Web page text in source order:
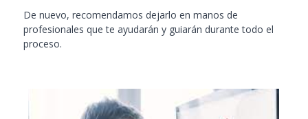
De nuevo, recomendamos dejarlo en manos de
profesionales que te ayudarán y guiarán durante todo el
proceso.